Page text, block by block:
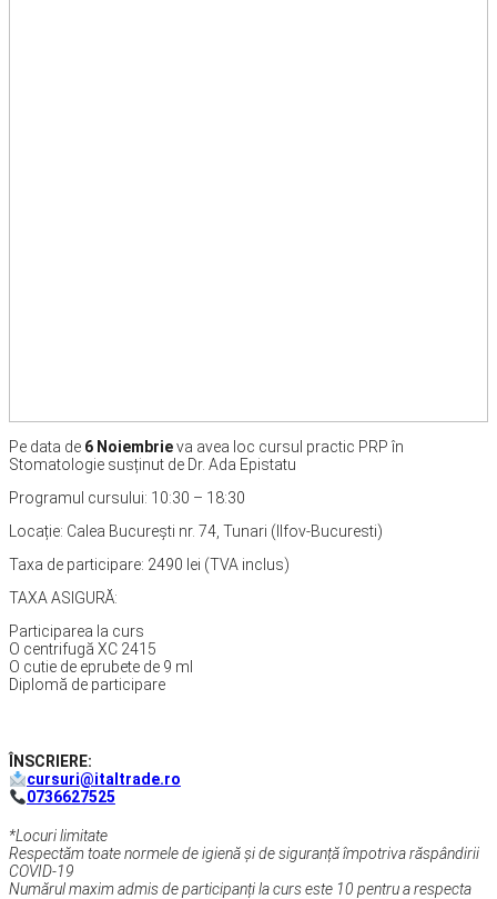
Pe data de 6 Noiembrieva avea loc cursul practic PRP în
Stomatologie susținut de Dr. Ada Epistatu
Programul cursului: 10:30 – 18:30
Locație: Calea București nr. 74, Tunari (Ilfov-Bucuresti)
Taxa de participare: 2490 lei (TVA inclus)
TAXA ASIGURĂ:
Participarea la curs
O centrifugă XC 2415
O cutie de eprubete de 9 ml
Diplomă de participare
ÎNSCRIERE:
cursuri@italtrade.ro
0736627525
*Locuri limitate
Respectăm toate normele de igienă și de siguranță împotriva răspândirii
COVID-19
Numărul maxim admis de participanți la curs este 10 pentru a respecta